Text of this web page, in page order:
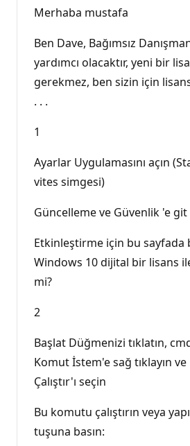
Merhaba mustafa
Ben Dave, Bağımsız
yardımcı olacaktır, yeni bir
gerekmez, ben sizin için
. . .
1
Ayarlar Uygulamasını açın
vites simgesi)
Güncelleme ve Güvenlik 'e
Etkinleştirme için bu sayfada
Windows 10 dijital bir lisans
mi?
2
Başlat Düğmenizi tıklatın,
Komut İstem'e sağ tıklayın
Çalıştır'ı seçin
Bu komutu çalıştırın veya
tuşuna basın: